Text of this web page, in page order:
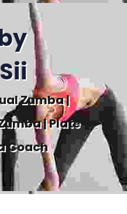
Zumba |
| Plate
Coach